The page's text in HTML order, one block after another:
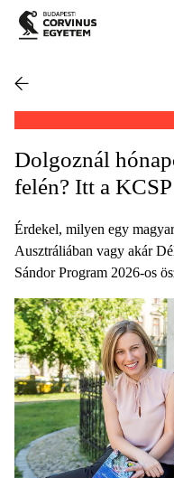
Dolgoznál
felén? Itt a
Érdekel, milyen egy
Ausztráliában vagy akár
Sándor Program 2026-os